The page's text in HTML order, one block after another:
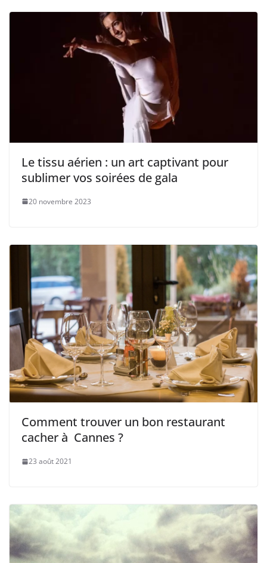
Le tissu aérien : un art captivant pour
sublimer vos soirées de gala
20 novembre 2023
Comment trouver un bon restaurant
cacher à Cannes ?
23 août 2021